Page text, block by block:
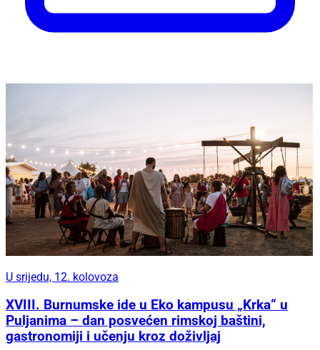
U srijedu, 12. kolovoza
XVIII. Burnumske ide u Eko kampusu „Krka“ u
Puljanima – dan posvećen rimskoj baštini,
gastronomiji i učenju kroz doživljaj